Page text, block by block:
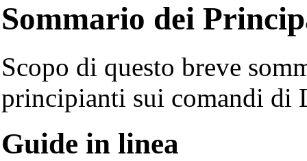
Sommario dei
Scopo di questo breve
principianti sui comandi di
Guide in linea